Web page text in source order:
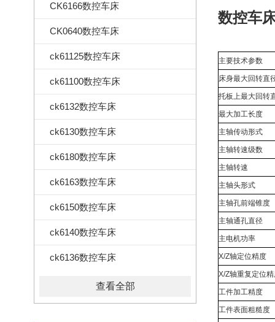
CK6166数控车床
CK0640数控车床
ck61125数控车床
ck61100数控车床
ck6132数控车床
ck6130数控车床
ck6180数控车床
ck6163数控车床
ck6150数控车床
ck6140数控车床
ck6136数控车床
查看全部
数控车
主要技术参数
床身最大回转直
托板上最大回转
最大加工长度
主轴传动形式
主轴转速级数
主轴转速
主轴头形式
主轴孔前端锥度
主轴通孔直径
主电机功率
X/Z轴定位精度
X/Z轴重复定位
工件加工精度
工件表面粗糙度